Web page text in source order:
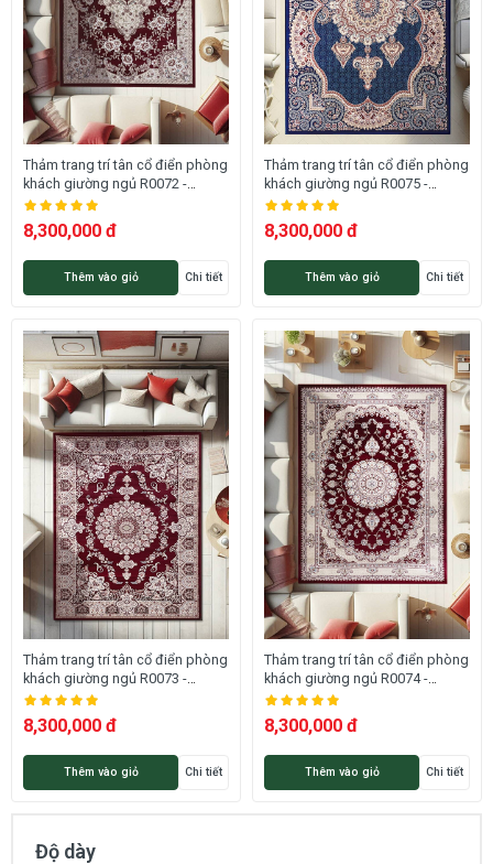
Thảm trang trí tân cổ điển phòng
khách giường ngủ R0072 -
ROMEO
8,300,000 đ
Thêm vào giỏ Chi tiết
Thảm trang trí tân cổ điển phòng
khách giường ngủ R0075 -
ROMEO
8,300,000 đ
Thêm vào giỏ Chi tiết
Thảm trang trí tân cổ điển phòng
khách giường ngủ R0073 -
ROMEO
8,300,000 đ
Thêm vào giỏ Chi tiết
Thảm trang trí tân cổ điển phòng
khách giường ngủ R0074 -
ROMEO
8,300,000 đ
Thêm vào giỏ Chi tiết
Độ dày